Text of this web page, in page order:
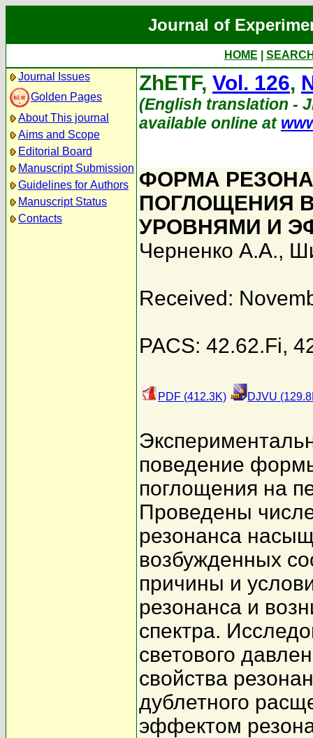
Journal of
HOME
Journal Issues
Golden Pages
About This journal
Aims and Scope
Editorial Board
Manuscript Submission
Guidelines for Authors
Manuscript Status
Contacts
ZhETF, Vol. 126,
(English translation -
available online at
ФОРМА
ПОГЛОЩЕНИЯ
УРОВНЯМИ И
Черненко А.А.,
Received:
PACS: 42.62.Fi,
PDF (412.3K) DJVU
поведение
поглощения на
Проведены
резонанса
возбужденных
причины и
резонанса и
спектра.
светового
свойства
дублетного
эффектом